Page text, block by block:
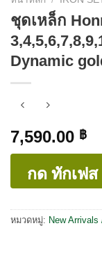
ชุดเหล็ก
Dynamic
7,590.00 ฿
กด ทักเฟส
หมวดหมู่: New